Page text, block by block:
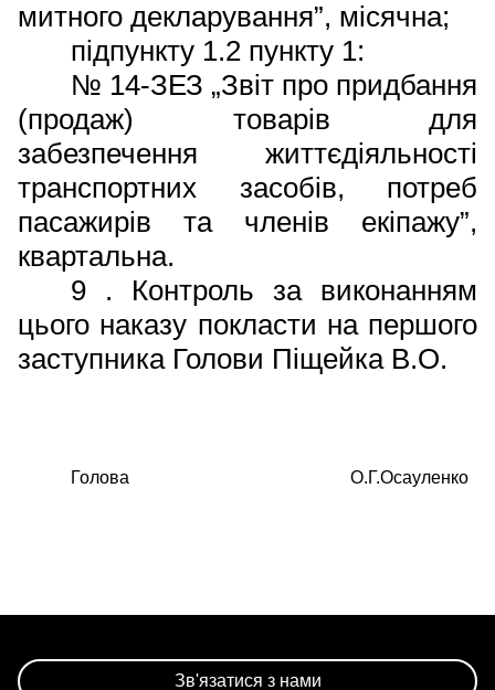
митного декларування”, місячна;
підпункту 1.2 пункту 1:
№ 14-ЗЕЗ „Звіт про придбання
(продаж) товарів для
забезпечення життєдіяльності
транспортних засобів, потреб
пасажирів та членів екіпажу”,
квартальна.
9 . Контроль за виконанням
цього наказу покласти на першого
заступника Голови Піщейка В.О.
Голова О.Г.Осауленко
Зв'язатися з нами